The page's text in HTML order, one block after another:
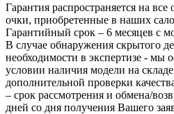
Гарантия распространяется на
очки, приобретенные в наших
Гарантийный срок – 6 месяцев с
В случае обнаружения скрытого
необходимости в экспертизе - мы
условии наличия модели на
дополнительной проверки
– срок рассмотрения и обмена/
дней со дня получения Вашего